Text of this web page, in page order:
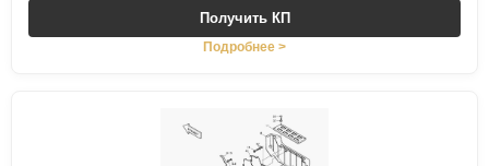
Получить КП
Подробнее >